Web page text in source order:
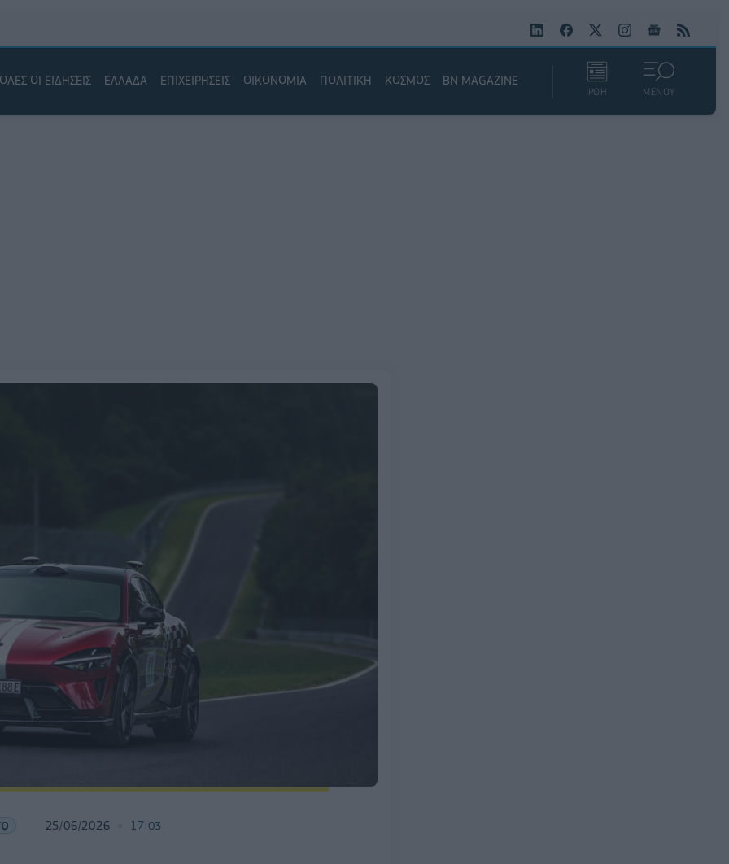
ΟΛΕΣ ΟΙ ΕΙΔΗΣΕΙΣ ΕΛΛΑΔΑ ΕΠΙΧΕΙΡΗΣΕΙΣ ΟΙΚΟΝΟΜΙΑ ΠΟΛΙΤΙΚΗ ΚΟΣΜΟΣ BN MAGAZINE
ΡΟΗ ΜΕΝΟΥ
25/06/2026 17:03